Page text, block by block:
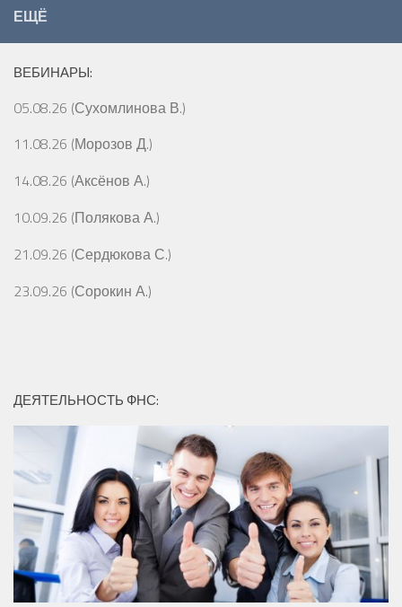
ЕЩЁ
ВЕБИНАРЫ:
05.08.26 (Сухомлинова В.)
11.08.26 (Морозов Д.)
14.08.26 (Аксёнов А.)
10.09.26 (Полякова А.)
21.09.26 (Сердюкова С.)
23.09.26 (Сорокин А.)
ДЕЯТЕЛЬНОСТЬ ФНС: